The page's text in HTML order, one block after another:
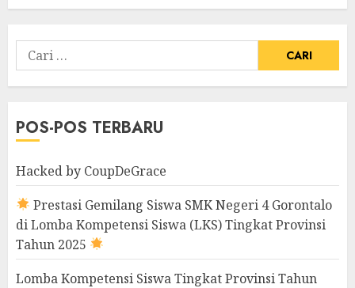
Cari
untuk:
POS-POS TERBARU
Hacked by CoupDeGrace
Prestasi Gemilang Siswa SMK Negeri 4 Gorontalo
di Lomba Kompetensi Siswa (LKS) Tingkat Provinsi
Tahun 2025
Lomba Kompetensi Siswa Tingkat Provinsi Tahun